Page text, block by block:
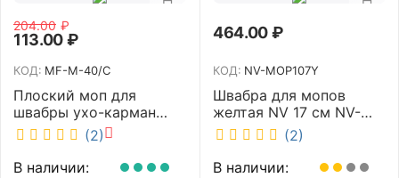
204.00 ₽
113.00₽
КОД: MF-M-40/C
Плоский моп для
швабры ухо-карман
белый 40 см NV MF-M-
40/C
(2)
В наличии:
464.00₽
КОД: NV-MOP107Y
Швабра для мопов
желтая NV 17 см NV-
MOP107Y (2)
В наличии: